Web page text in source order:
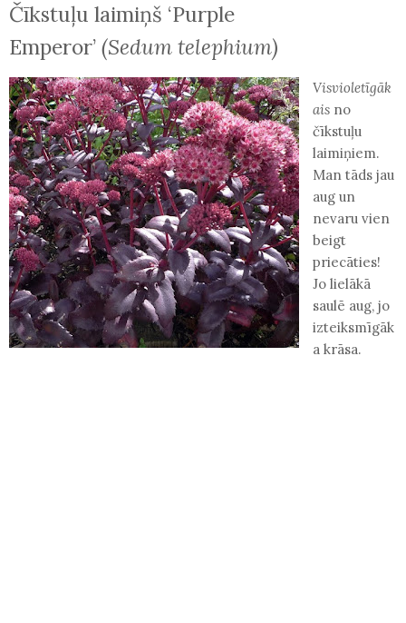
Čīkstuļu laimiņš ‘Purple
Emperor’ (Sedum telephium)
Visvioletīgāk
ais no
čīkstuļu
laimiņiem.
Man tāds jau
aug un
nevaru vien
beigt
priecāties!
Jo lielākā
saulē aug, jo
izteiksmīgāk
a krāsa.